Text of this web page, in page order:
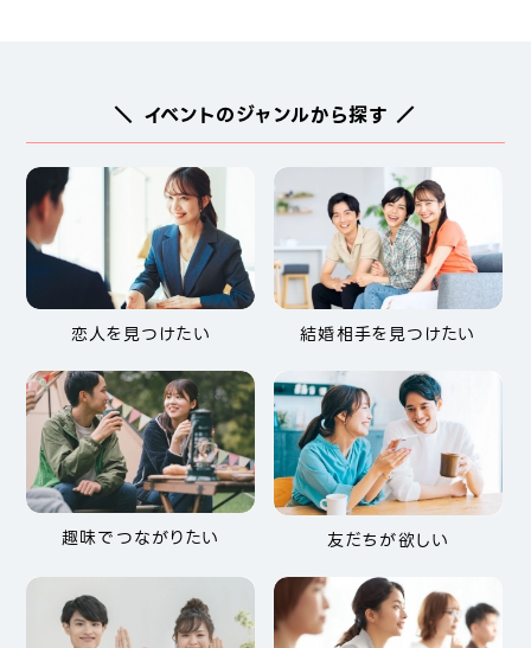
＼ イベントのジャンルから探す ／
恋人を見つけたい 結婚相手を見つけたい
趣味でつながりたい 友だちが欲しい